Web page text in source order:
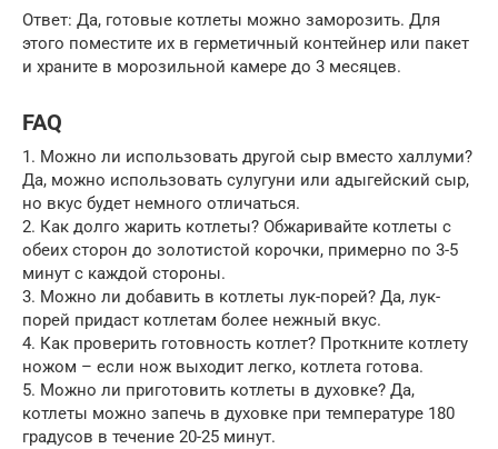
Ответ: Да, готовые котлеты можно заморозить. Для
этого поместите их в герметичный контейнер или пакет
и храните в морозильной камере до 3 месяцев.
FAQ
1. Можно ли использовать другой сыр вместо халлуми?
Да, можно использовать сулугуни или адыгейский сыр,
но вкус будет немного отличаться.
2. Как долго жарить котлеты? Обжаривайте котлеты с
обеих сторон до золотистой корочки, примерно по 3-5
минут с каждой стороны.
3. Можно ли добавить в котлеты лук-порей? Да, лук-
порей придаст котлетам более нежный вкус.
4. Как проверить готовность котлет? Проткните котлету
ножом – если нож выходит легко, котлета готова.
5. Можно ли приготовить котлеты в духовке? Да,
котлеты можно запечь в духовке при температуре 180
градусов в течение 20-25 минут.